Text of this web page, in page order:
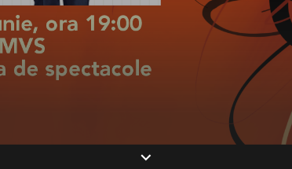
keyboard_arrow_down